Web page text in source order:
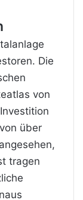
Die
von
über
tragen